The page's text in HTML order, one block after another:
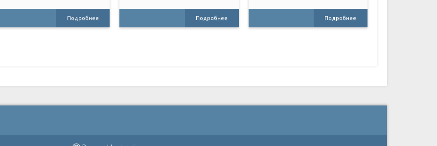
Андроид - Полная версия
Подробнее Подробнее Подробнее